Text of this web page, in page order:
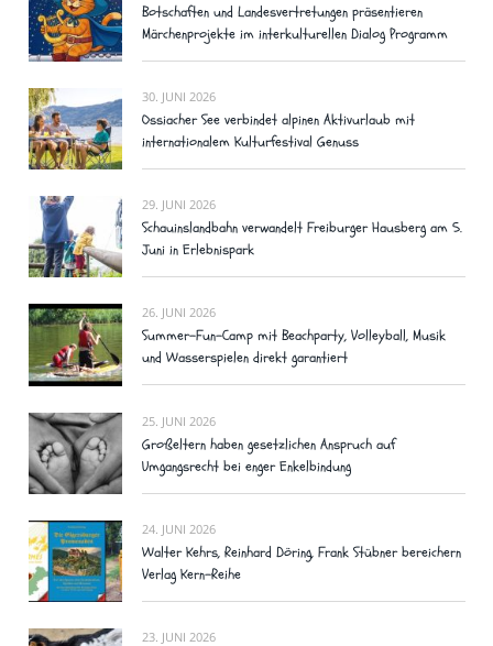
Botschaften und Landesvertretungen präsentieren
Märchenprojekte im interkulturellen Dialog Programm
30. JUNI 2026
Ossiacher See verbindet alpinen Aktivurlaub mit
internationalem Kulturfestival Genuss
29. JUNI 2026
Schauinslandbahn verwandelt Freiburger Hausberg am 5.
Juni in Erlebnispark
26. JUNI 2026
Summer-Fun-Camp mit Beachparty, Volleyball, Musik
und Wasserspielen direkt garantiert
25. JUNI 2026
Großeltern haben gesetzlichen Anspruch auf
Umgangsrecht bei enger Enkelbindung
24. JUNI 2026
Walter Kehrs, Reinhard Döring, Frank Stübner bereichern
Verlag Kern-Reihe
23. JUNI 2026